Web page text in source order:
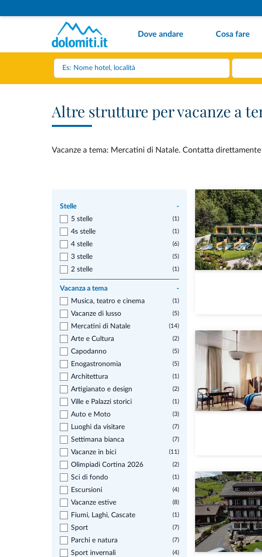
Dove andare Cosa fare
Altre strutture per vacanze a
Vacanze a tema: Mercatini di Natale. Contatta
Stelle
-
5 stelle
(1)
4s stelle (1)
4 stelle (6)
3 stelle (5)
2 stelle (1)
Vacanza a tema
-
Musica, teatro e cinema
(1)
Vacanze di lusso (5)
Mercatini di Natale (14)
Arte e Cultura (2)
Capodanno (5)
Enogastronomia (5)
Architettura (1)
Artigianato e design (2)
Ville e Palazzi storici (1)
Auto e Moto (3)
Luoghi da visitare (7)
Settimana bianca (7)
Vacanze in bici (11)
Olimpiadi Cortina 2026 (2)
Sci di fondo (1)
Escursioni (4)
Vacanze estive (8)
Fiumi, Laghi, Cascate (1)
Sport (7)
Parchi e natura (7)
Sport invernali (4)